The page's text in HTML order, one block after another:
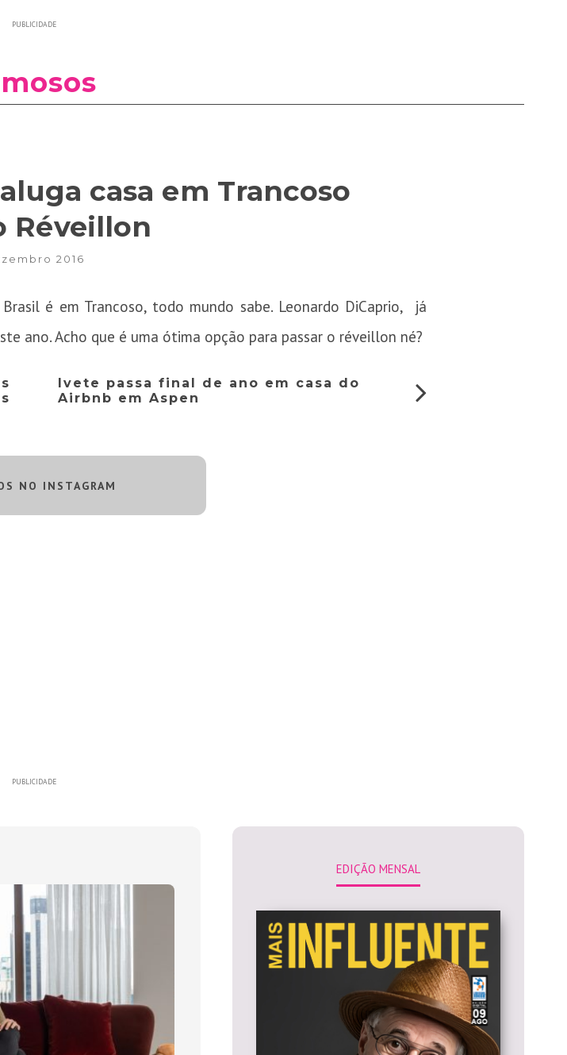
PUBLICIDADE
casa em Trancoso
Réveillon
2016
é em Trancoso, todo mundo sabe. Leonardo DiCaprio, já
ano. Acho que é uma ótima opção para passar o réveillon né?
Ivete passa final de ano em casa do
Airbnb em Aspen
NO INSTAGRAM
PUBLICIDADE
EDIÇÃO MENSAL